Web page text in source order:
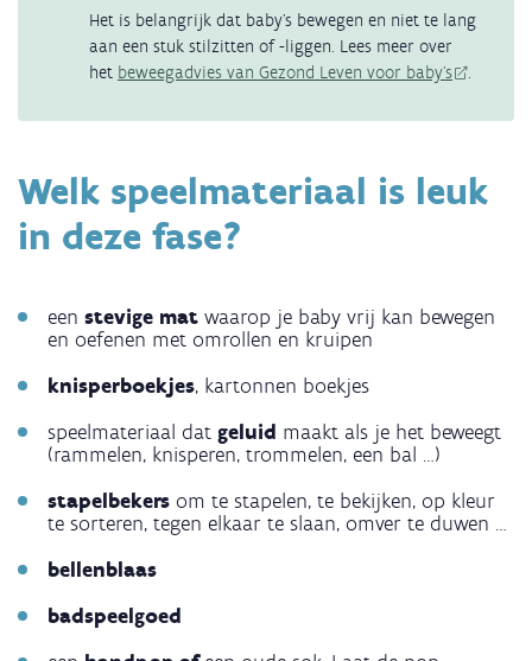
Het is belangrijk dat baby’s bewegen en niet te lang
aan een stuk stilzitten of -liggen. Lees meer over
het beweegadvies van Gezond Leven voor baby's .
Welk speelmateriaal is leuk
in deze fase?
een stevige mat waarop je baby vrij kan bewegen
en oefenen met omrollen en kruipen
knisperboekjes, kartonnen boekjes
speelmateriaal dat geluid maakt als je het beweegt
(rammelen, knisperen, trommelen, een bal …)
stapelbekers om te stapelen, te bekijken, op kleur
te sorteren, tegen elkaar te slaan, omver te duwen …
bellenblaas
badspeelgoed